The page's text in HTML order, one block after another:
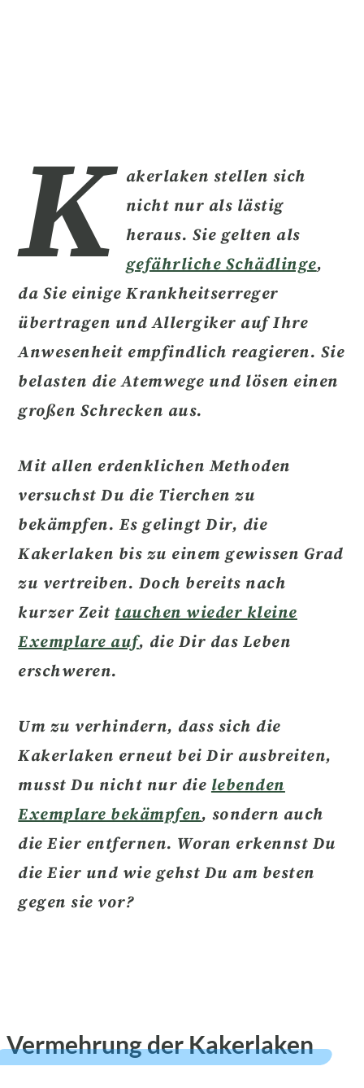
K
akerlaken stellen sich
nicht nur als lästig
heraus. Sie gelten als
gefährliche Schädlinge,
da Sie einigeKrankheitserreger
übertragen und Allergiker auf Ihre
Anwesenheit empfindlich reagieren. Sie
belasten die Atemwege und lösen einen
großen Schrecken aus.
Mit allen erdenklichen Methoden
versuchst Du die Tierchen zu
bekämpfen. Es gelingt Dir, die
Kakerlaken bis zu einem gewissen Grad
zu vertreiben. Doch bereits nach
kurzer Zeittauchen wieder kleine
Exemplare auf, die Dir das Leben
erschweren.
Um zu verhindern, dass sich die
Kakerlaken erneut bei Dir ausbreiten,
musst Du nicht nur die lebenden
Exemplare bekämpfen, sondern auch
dieEier entfernen. Woran erkennst Du
die Eier und wie gehst Du am besten
gegen sie vor?
Vermehrung der Kakerlaken